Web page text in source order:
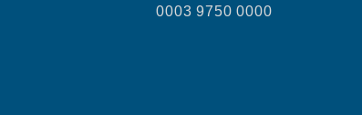
0003 9750 0000